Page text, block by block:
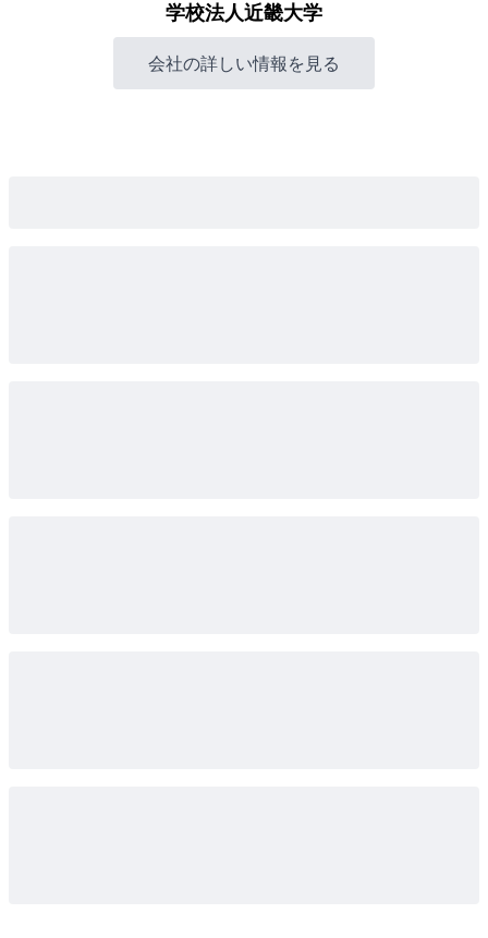
学校法人近畿大学
会社の詳しい情報を見る